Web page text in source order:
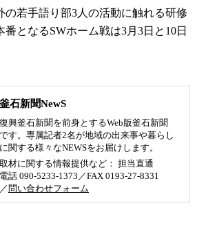
若手語り部3人の活動に触れる研修
となるSWホーム戦は3月3日と10日
釜石新聞NewS
復興釜石新聞を前身とするWeb版釜石新聞
です。専属記者2名が地域の出来事や暮らし
に関する様々なNEWSをお届けします。
取材に関する情報提供など： 担当直通
電話 090-5233-1373／FAX 0193-27-8331
／問い合わせフォーム